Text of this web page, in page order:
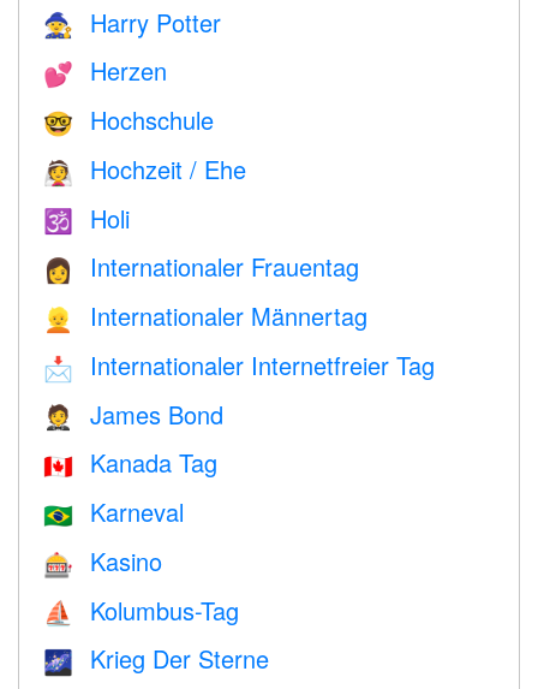
🧙 Harry Potter
💕 Herzen
🤓 Hochschule
👰 Hochzeit / Ehe
🕉 Holi
👩 Internationaler Frauentag
👱 Internationaler Männertag
📩 Internationaler Internetfreier Tag
🤵 James Bond
🇨🇦 Kanada Tag
🇧🇷 Karneval
🎰 Kasino
⛵️ Kolumbus-Tag
🌌 Krieg Der Sterne